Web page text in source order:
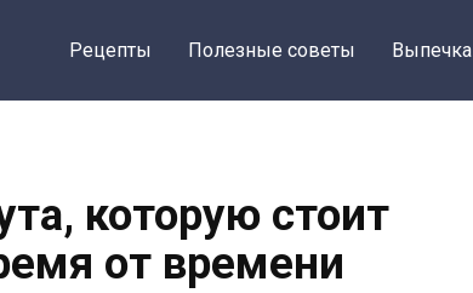
Рецепты Полезные советы Выпечка
которую стоит
от времени